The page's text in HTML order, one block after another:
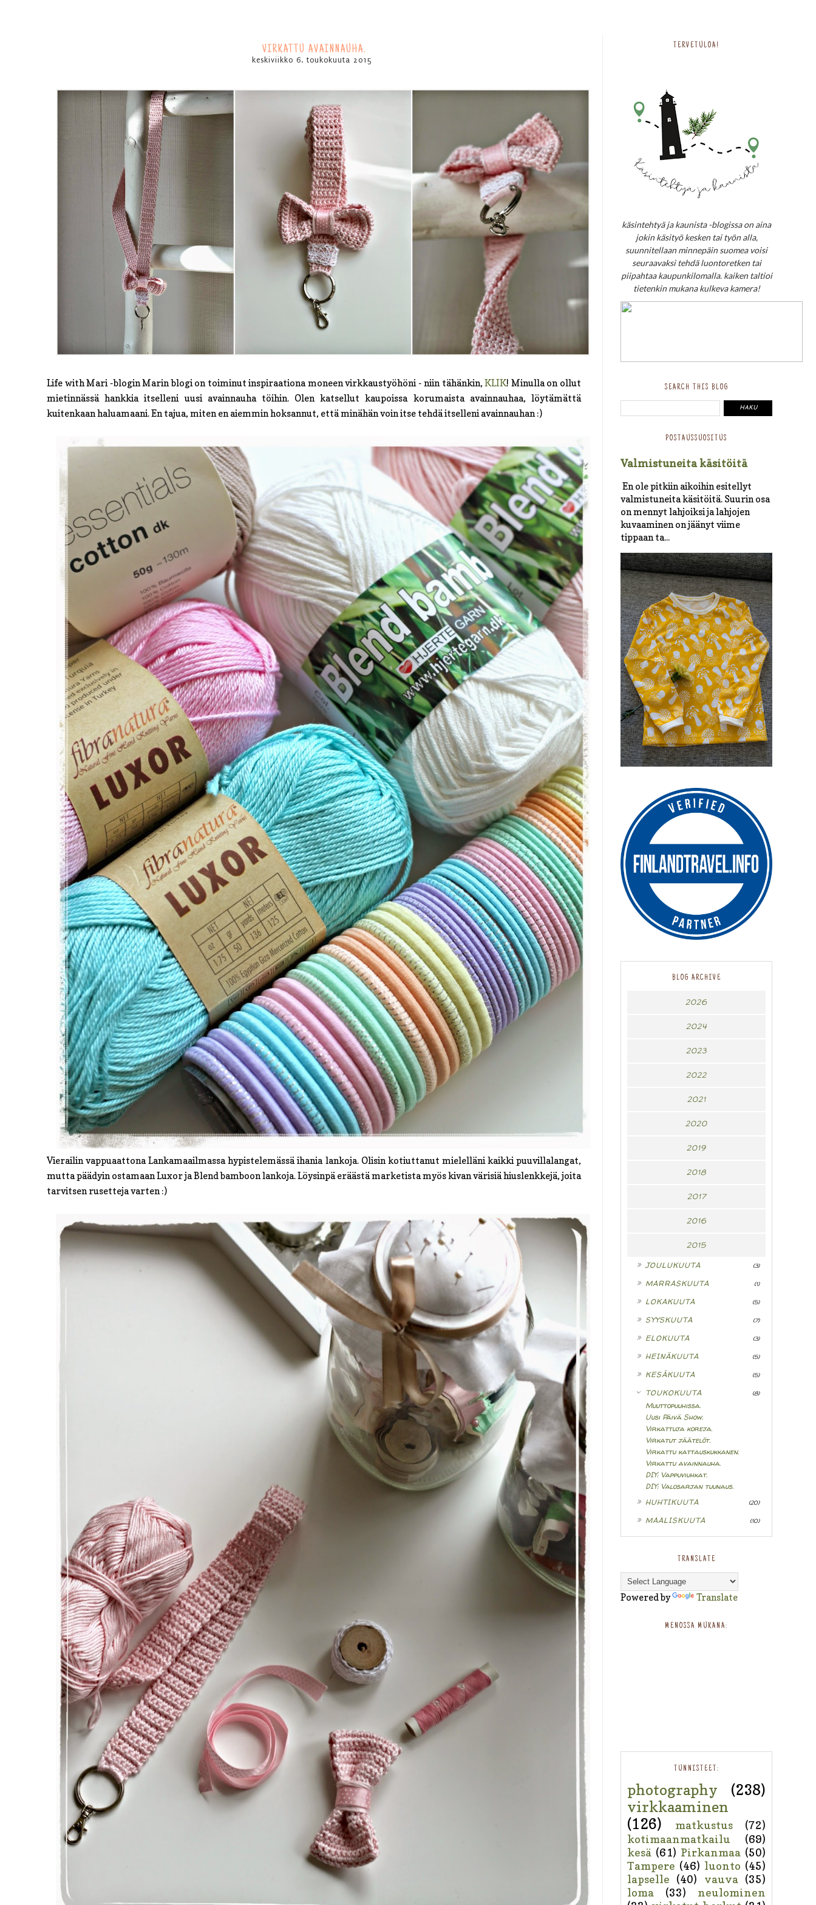
VIRKATTU AVAINNAUHA.
keskiviikko 6. toukokuuta 2015
Life with Mari -blogin Marin blogi on toiminut inspiraationa moneen virkkaustyöhöni - niin tähänkin,KLIK! Minulla on ollut
mietinnässä hankkia itselleni uusi avainnauha töihin. Olen katsellut kaupoissa korumaista avainnauhaa, löytämättä
kuitenkaan haluamaani. En tajua, miten en aiemmin hoksannut, että minähän voin itse tehdä itselleni avainnauhan :)
Vierailin vappuaattona Lankamaailmassa hypistelemässä ihania lankoja. Olisin kotiuttanut mielelläni kaikki puuvillalangat,
mutta päädyin ostamaan Luxor ja Blend bamboon lankoja. Löysinpä eräästä marketista myös kivan värisiä hiuslenkkejä, joita
tarvitsen rusetteja varten :)
TERVETULOA!
käsintehtyä ja kaunista -blogissa on aina
jokin käsityö kesken tai työn alla,
suunnitellaan minnepäin suomea voisi
seuraavaksi tehdä luontoretken tai
piipahtaa kaupunkilomalla. kaiken taltioi
tietenkin mukana kulkeva kamera!
SEARCH THIS BLOG
POSTAUSSUOSITUS
Valmistuneita käsitöitä
En ole pitkiin aikoihin esitellyt
valmistuneita käsitöitä. Suurin osa
on mennyt lahjoiksi ja lahjojen
kuvaaminen on jäänyt viime
tippaan ta...
BLOG ARCHIVE
2026
2024
2023
2022
2021
2020
2019
2018
2017
2016
2015
JOULUKUUTA (3)
MARRASKUUTA (1)
LOKAKUUTA (5)
SYYSKUUTA (7)
ELOKUUTA (3)
HEINÄKUUTA (5)
KESÄKUUTA (5)
TOUKOKUUTA (8)
Muuttopuuhissa.
Uusi Päivä Show.
Virkattuja koreja.
Virkatut jäätelöt.
Virkattu kattauskukkanen.
Virkattu avainnauha.
DIY: Vappuviuhkat.
DIY: Valosarjan tuunaus.
HUHTIKUUTA (20)
MAALISKUUTA (10)
TRANSLATE
Powered by Translate
MENOSSA MUKANA:
TUNNISTEET:
photography
(238)
virkkaaminen
(126)
matkustus
(72)
kotimaanmatkailu
(69)
kesä (61) Pirkanmaa (50)
Tampere (46) luonto (45)
lapselle
(40) vauva (35)
loma
(33)
neulominen